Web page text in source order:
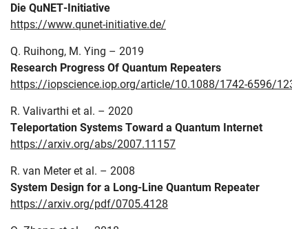
Die QuNET-Initiative
https://www.qunet-initiative.de/
Q. Ruihong, M. Ying – 2019
Research Progress Of Quantum Repeaters
https://iopscience.iop.org/article/10.1088/1742-6596/
R. Valivarthi et al. – 2020
Teleportation Systems Toward a Quantum Internet
https://arxiv.org/abs/2007.11157
R. van Meter et al. – 2008
System Design for a Long-Line Quantum Repeater
https://arxiv.org/pdf/0705.4128